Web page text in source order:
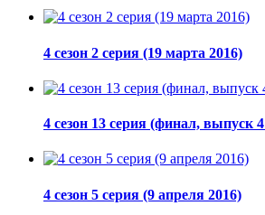
4 сезон 2 серия (19 марта 2016)
4 сезон 13 серия (финал, выпуск
4 сезон 5 серия (9 апреля 2016)